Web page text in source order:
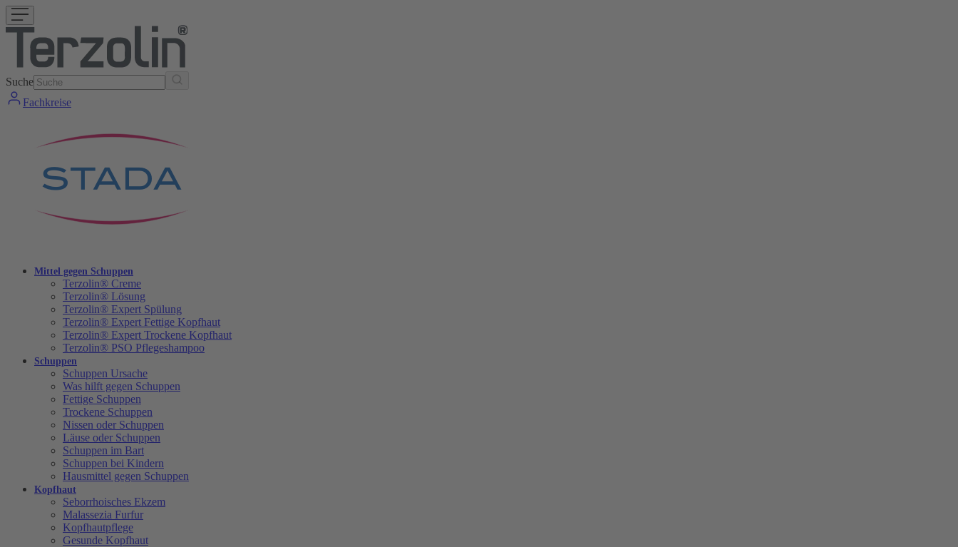
Suche
Fachkreise
Mittel gegen Schuppen
Terzolin® Creme
Terzolin® Lösung
Terzolin® Expert Spülung
Terzolin® Expert Fettige Kopfhaut
Terzolin® Expert Trockene Kopfhaut
Terzolin® PSO Pflegeshampoo
Schuppen
Schuppen Ursache
Was hilft gegen Schuppen
Fettige Schuppen
Trockene Schuppen
Nissen oder Schuppen
Läuse oder Schuppen
Schuppen im Bart
Schuppen bei Kindern
Hausmittel gegen Schuppen
Kopfhaut
Seborrhoisches Ekzem
Malassezia Furfur
Kopfhautpflege
Gesunde Kopfhaut